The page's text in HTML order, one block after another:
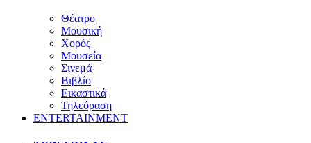
Θέατρο
Μουσική
Χορός
Μουσεία
Σινεμά
Βιβλίο
Εικαστικά
Τηλεόραση
ENTERTAINMENT